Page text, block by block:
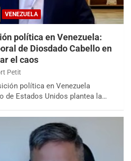
VENEZUELA
política en Venezuela:
de Diosdado Cabello en
el caos
Petit
política en Venezuela
de Estados Unidos plantea la…